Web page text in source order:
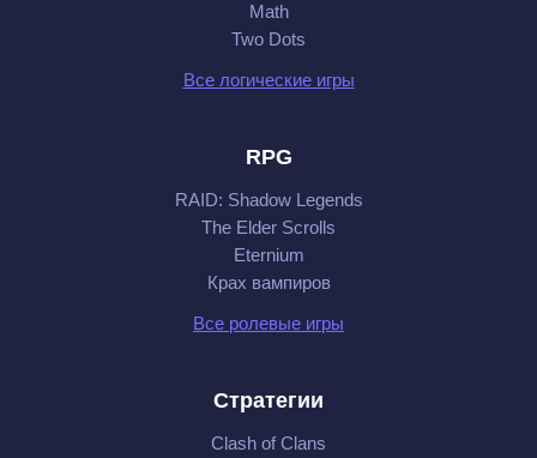
Math
Two Dots
Все логические игры
RPG
RAID: Shadow Legends
The Elder Scrolls
Eternium
Крах вампиров
Все ролевые игры
Стратегии
Clash of Clans